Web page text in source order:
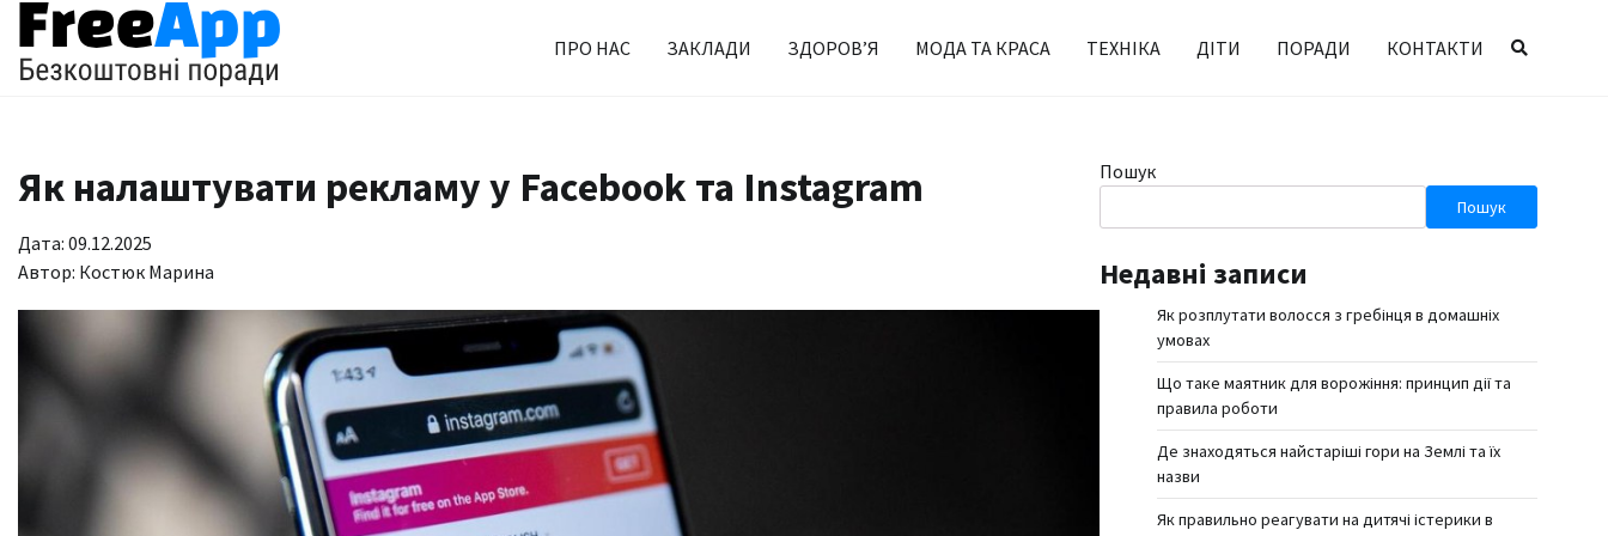
Перейти
до
вмісту
ПРО НАС ЗАКЛАДИ ЗДОРОВ’Я МОДА ТА КРАСА ТЕХНІКА ДІТИ ПОРАДИ КОНТАКТИ
Як налаштувати рекламу у Facebook та Instagram
Дата: 09.12.2025
Автор: Костюк Марина
Пошук
Пошук
Недавні записи
Як розплутати волосся з гребінця в домашніх
умовах
Що таке маятник для ворожіння: принцип дії та
правила роботи
Де знаходяться найстаріші гори на Землі та їх
назви
Як правильно реагувати на дитячі істерики в